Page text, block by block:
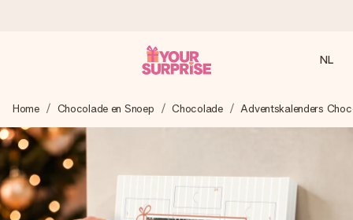
We maken jouw cadeau met zorg en zorgen dat het
razendsnel onderweg is - zodat jij kunt geven op precies
het juiste moment, wanneer het het meeste betekent.
4,8 (gebaseerd op +8.000 reviews)
NL
Home Chocolade en Snoep Chocolade Adventskalenders